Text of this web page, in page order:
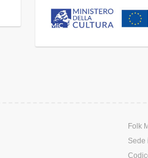
Folk
Sede